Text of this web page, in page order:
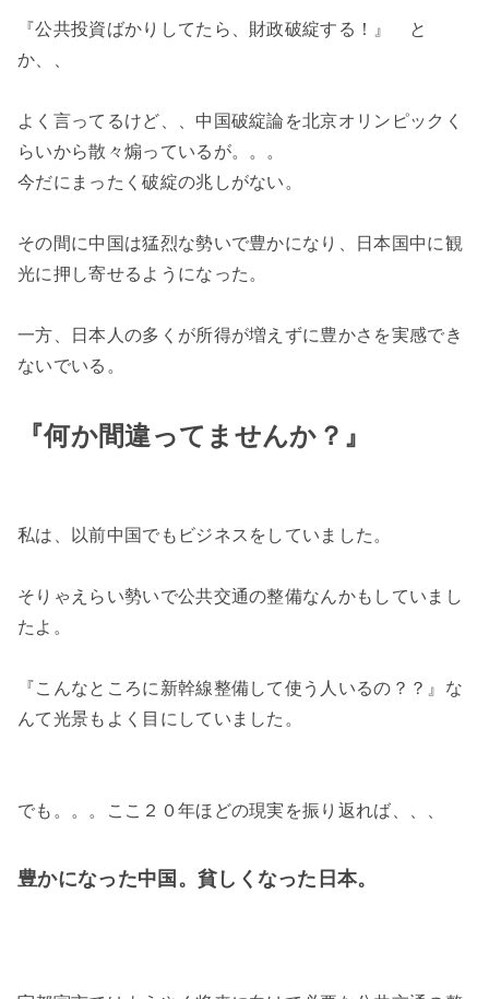
『公共投資ばかりしてたら、財政破綻する！』 と
か、、
よく言ってるけど、、中国破綻論を北京オリンピックく
らいから散々煽っているが。。。
今だにまったく破綻の兆しがない。
その間に中国は猛烈な勢いで豊かになり、日本国中に観
光に押し寄せるようになった。
一方、日本人の多くが所得が増えずに豊かさを実感でき
ないでいる。
『何か間違ってませんか？』
私は、以前中国でもビジネスをしていました。
そりゃえらい勢いで公共交通の整備なんかもしていまし
たよ。
『こんなところに新幹線整備して使う人いるの？？』な
んて光景もよく目にしていました。
でも。。。ここ２０年ほどの現実を振り返れば、、、
豊かになった中国。貧しくなった日本。